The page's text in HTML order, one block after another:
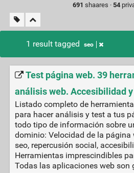
691 shaares · 54
1 result tagged seo
Test página web. 39
análisis web. Accesibilidad y
Listado completo de
para hacer análisis y test a tus
todo tipo de información sobre
dominio: Velocidad de la página
seo, repercusión social,
Herramientas imprescindibles
Todas las aplicaciones web son